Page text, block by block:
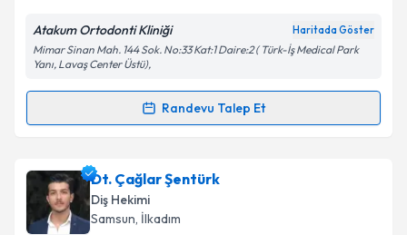
Metni'ni okudum ve kişisel verilerimin belirtilen
kapsamda işlenmesini kabul ediyorum.
Takvim Talebini Gönder
Atakum Ortodonti Kliniği Haritada Göster
Mimar Sinan Mah. 144 Sok. No:33 Kat:1 Daire:2 ( Türk-İş Medical Park
Yanı, Lavaş Center Üstü),
Randevu Talep Et
Randevu Takvimi Talebi
Uzm. Dt. Samet Çelikiçin randevu takvimi talebi
oluşturun. Size bu uzmandan randevu almanız için bir
takvim hazırlandığında e-posta ile bilgilendireceğiz.
Dt. Çağlar Şentürk
Diş Hekimi
Samsun, İlkadım